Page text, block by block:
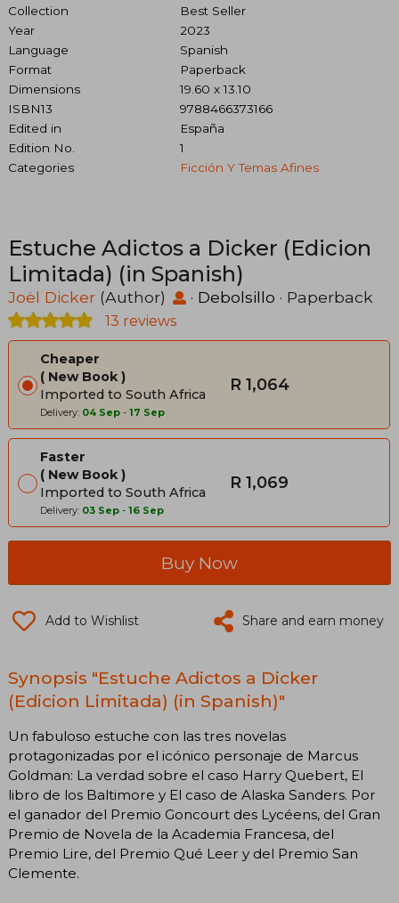
Collection
Best Seller
Year
2023
Language
Spanish
Format
Paperback
Dimensions
19.60 x 13.10
ISBN13
9788466373166
Edited in
España
Edition No.
1
Categories
Ficción Y Temas Afines
Estuche Adictos a Dicker (Edicion
Limitada) (in Spanish)
Joël Dicker (Author) · Debolsillo · Paperback
13 reviews
Cheaper
New Book
Imported to South Africa
Delivery: 04 Sep - 17 Sep
R 1,064
Faster
New Book
Imported to South Africa
Delivery: 03 Sep - 16 Sep
R 1,069
Buy Now
Add to Wishlist Share and earn money
Synopsis "Estuche Adictos a Dicker
(Edicion Limitada) (in Spanish)"
Un fabuloso estuche con las tres novelas
protagonizadas por el icónico personaje de Marcus
Goldman: La verdad sobre el caso Harry Quebert, El
libro de los Baltimore y El caso de Alaska Sanders. Por
el ganador del Premio Goncourt des Lycéens, del Gran
Premio de Novela de la Academia Francesa, del
Premio Lire, del Premio Qué Leer y del Premio San
Clemente.